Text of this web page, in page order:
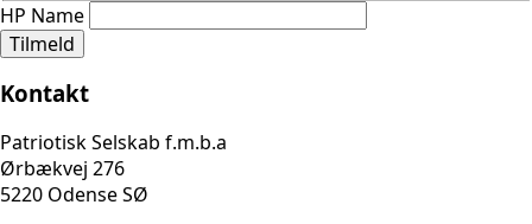
HP Name
Tilmeld
Kontakt
Patriotisk Selskab f.m.b.a
Ørbækvej 276
5220 Odense SØ